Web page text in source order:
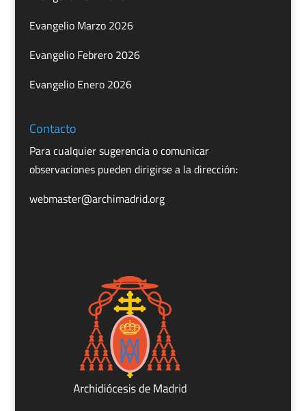
Evangelio Marzo 2026
Evangelio Febrero 2026
Evangelio Enero 2026
Contacto
Para cualquier sugerencia o comunicar
observaciones pueden dirigirse a la dirección:
webmaster@archimadrid.org